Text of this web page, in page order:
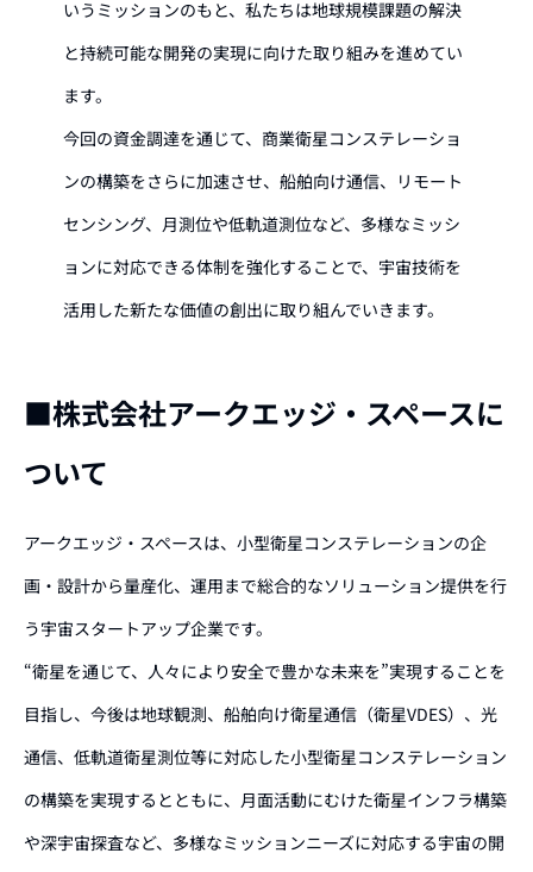
いうミッションのもと、私たちは地球規模課題の解決
と持続可能な開発の実現に向けた取り組みを進めてい
ます。
今回の資金調達を通じて、商業衛星コンステレーショ
ンの構築をさらに加速させ、船舶向け通信、リモート
センシング、月測位や低軌道測位など、多様なミッシ
ョンに対応できる体制を強化することで、宇宙技術を
活用した新たな価値の創出に取り組んでいきます。
■株式会社アークエッジ・スペースに
ついて
アークエッジ・スペースは、小型衛星コンステレーションの企
画・設計から量産化、運用まで総合的なソリューション提供を行
う宇宙スタートアップ企業です。
“衛星を通じて、人々により安全で豊かな未来を”実現することを
目指し、今後は地球観測、船舶向け衛星通信（衛星VDES）、光
通信、低軌道衛星測位等に対応した小型衛星コンステレーション
の構築を実現するとともに、月面活動にむけた衛星インフラ構築
や深宇宙探査など、多様なミッションニーズに対応する宇宙の開